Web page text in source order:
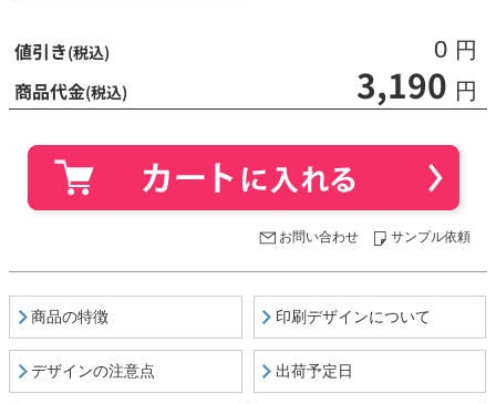
値引き(税込) 0 円
商品代金(税込) 3,190 円
サンプル依頼
お問い合わせ
商品の特徴 印刷デザインについて
デザインの注意点 出荷予定日